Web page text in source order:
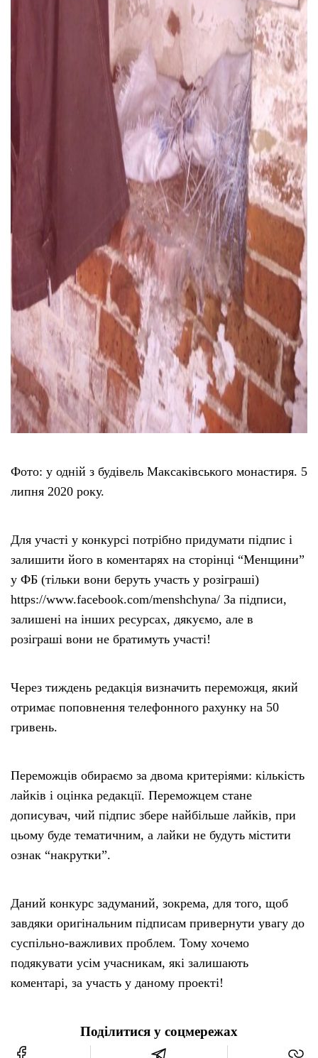
Фото: у одній з будівель Максаківського монастиря. 5
липня 2020 року.
Для участі у конкурсі потрібно придумати підпис і
залишити його в коментарях на сторінці “Менщини”
у ФБ (тільки вони беруть участь у розіграші)
https://www.facebook.com/menshchyna/ За підписи,
залишені на інших ресурсах, дякуємо, але в
розіграші вони не братимуть участі!
Через тиждень редакція визначить переможця, який
отримає поповнення телефонного рахунку на 50
гривень.
Переможців обираємо за двома критеріями: кількість
лайків і оцінка редакції. Переможцем стане
дописувач, чий підпис збере найбільше лайків, при
цьому буде тематичним, а лайки не будуть містити
ознак “накрутки”.
Даний конкурс задуманий, зокрема, для того, щоб
завдяки оригінальним підписам привернути увагу до
суспільно-важливих проблем. Тому хочемо
подякувати усім учасникам, які залишають
коментарі, за участь у даному проекті!
Поділитися у соцмережах